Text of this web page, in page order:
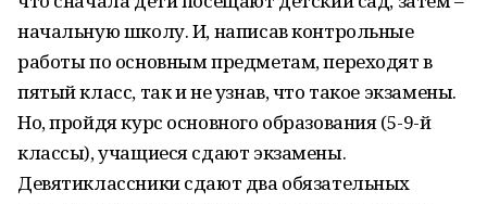
начальную школу. И, написав контрольные
работы по основным предметам, переходят в
пятый класс, так и не узнав, что такое экзамены.
Но, пройдя курс основного образования (5-9-й
классы), учащиеся сдают экзамены.
Девятиклассники сдают два обязательных